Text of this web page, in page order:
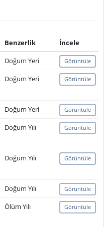
Benzerlik
İncele
Doğum Yeri Görüntüle
Doğum Yeri Görüntüle
Doğum Yeri Görüntüle
Doğum Yılı Görüntüle
Doğum Yılı Görüntüle
Doğum Yılı Görüntüle
Ölüm Yılı Görüntüle